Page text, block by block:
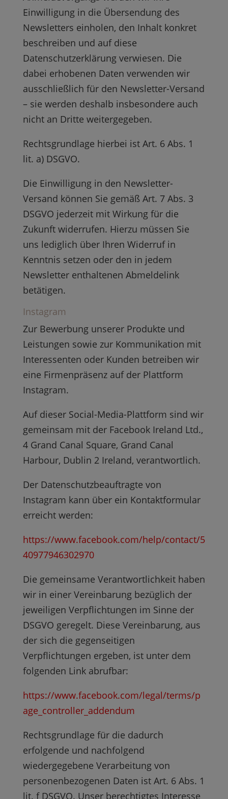
Einwilligung in die Übersendung des
Newsletters einholen, den Inhalt konkret
beschreiben und auf diese
Datenschutzerklärung verwiesen. Die
dabei erhobenen Daten verwenden wir
ausschließlich für den Newsletter-Versand
– sie werden deshalb insbesondere auch
nicht an Dritte weitergegeben.
Rechtsgrundlage hierbei ist Art. 6 Abs. 1
lit. a) DSGVO.
Die Einwilligung in den Newsletter-
Versand können Sie gemäß Art. 7 Abs. 3
DSGVO jederzeit mit Wirkung für die
Zukunft widerrufen. Hierzu müssen Sie
uns lediglich über Ihren Widerruf in
Kenntnis setzen oder den in jedem
Newsletter enthaltenen Abmeldelink
betätigen.
Instagram
Zur Bewerbung unserer Produkte und
Leistungen sowie zur Kommunikation mit
Interessenten oder Kunden betreiben wir
eine Firmenpräsenz auf der Plattform
Instagram.
Auf dieser Social-Media-Plattform sind wir
gemeinsam mit der Facebook Ireland Ltd.,
4 Grand Canal Square, Grand Canal
Harbour, Dublin 2 Ireland, verantwortlich.
Der Datenschutzbeauftragte von
Instagram kann über ein Kontaktformular
erreicht werden:
https://www.facebook.com/help/contact/5
40977946302970
Die gemeinsame Verantwortlichkeit haben
wir in einer Vereinbarung bezüglich der
jeweiligen Verpflichtungen im Sinne der
DSGVO geregelt. Diese Vereinbarung, aus
der sich die gegenseitigen
Verpflichtungen ergeben, ist unter dem
folgenden Link abrufbar:
https://www.facebook.com/legal/terms/p
age_controller_addendum
Rechtsgrundlage für die dadurch
erfolgende und nachfolgend
wiedergegebene Verarbeitung von
personenbezogenen Daten ist Art. 6 Abs. 1
lit. f DSGVO. Unser berechtigtes Interesse